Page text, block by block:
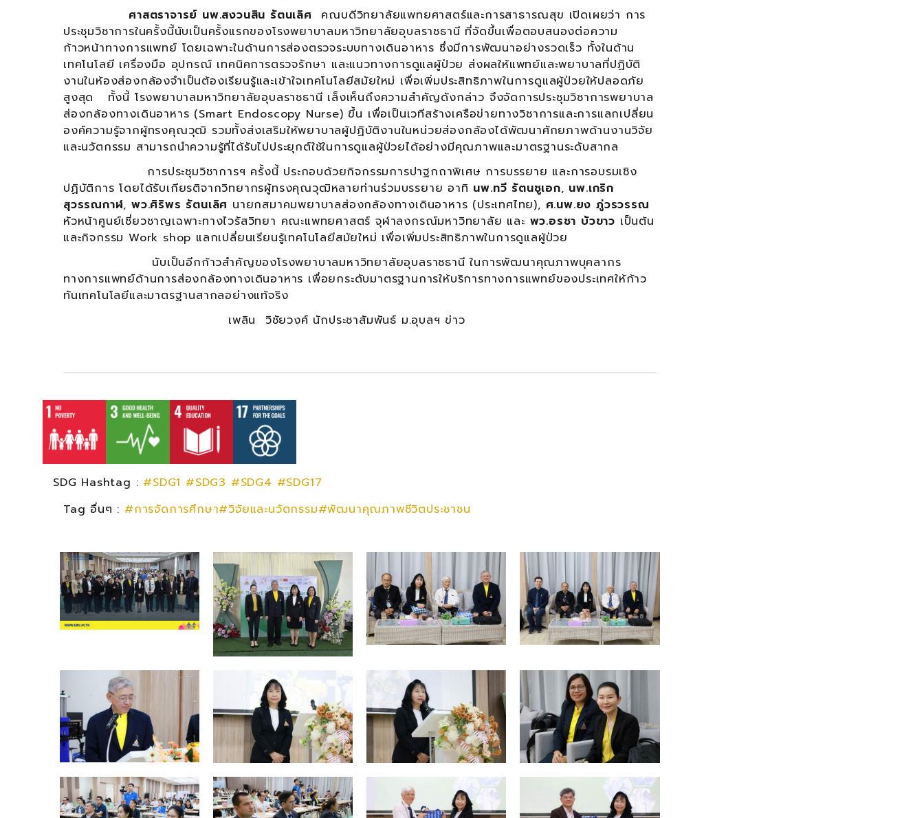
ศาสตราจารย์ นพ.สงวนสิน รัตนเลิศ
คณบดีวิทยาลัยแพทยศาสตร์และการสาธารณสุข เปิดเผยว่า การ
ประชุมวิชาการในครั้งนี้นับเป็นครั้งแรกของโรงพยาบาลมหาวิทยาลัยอุบลราชธานี ที่จัดขึ้นเพื่อตอบสนองต่อความ
ก้าวหน้าทางการแพทย์ โดยเฉพาะในด้านการส่องตรวจระบบทางเดินอาหาร ซึ่งมีการพัฒนาอย่างรวดเร็ว ทั้งในด้าน
เทคโนโลยี เครื่องมือ อุปกรณ์ เทคนิคการตรวจรักษา และแนวทางการดูแลผู้ป่วย ส่งผลให้แพทย์และพยาบาลที่ปฏิบัติ
งานในห้องส่องกล้องจำเป็นต้องเรียนรู้และเข้าใจเทคโนโลยีสมัยใหม่ เพื่อเพิ่มประสิทธิภาพในการดูแลผู้ป่วยให้ปลอดภัย
สูงสุด ทั้งนี้ โรงพยาบาลมหาวิทยาลัยอุบลราชธานี เล็งเห็นถึงความสำคัญดังกล่าว จึงจัดการประชุมวิชาการพยาบาล
ส่องกล้องทางเดินอาหาร (Smart Endoscopy Nurse) ขึ้น เพื่อเป็นเวทีสร้างเครือข่ายทางวิชาการและการแลกเปลี่ยน
องค์ความรู้จากผู้ทรงคุณวุฒิ รวมทั้งส่งเสริมให้พยาบาลผู้ปฏิบัติงานในหน่วยส่องกล้องได้พัฒนาศักยภาพด้านงานวิจัย
และนวัตกรรม สามารถนำความรู้ที่ได้รับไปประยุกต์ใช้ในการดูแลผู้ป่วยได้อย่างมีคุณภาพและมาตรฐานระดับสากล
การประชุมวิชาการฯ ครั้งนี้ ประกอบด้วยกิจกรรมการปาฐกถาพิเศษ การบรรยาย และการอบรมเชิง
ปฏิบัติการ โดยได้รับเกียรติจากวิทยากรผู้ทรงคุณวุฒิหลายท่านร่วมบรรยาย อาทิ นพ.ทวี รัตนชูเอก, นพ.เกริก
สุวรรณกาฬ,พว.ศิริพร รัตนเลิศ นายกสมาคมพยาบาลส่องกล้องทางเดินอาหาร (ประเทศไทย), ศ.นพ.ยง ภู่วรวรรณ
หัวหน้าศูนย์เชี่ยวชาญเฉพาะทางไวรัสวิทยา คณะแพทยศาสตร์ จุฬาลงกรณ์มหาวิทยาลัย และ พว.อรชา บัวขาว เป็นต้น
และกิจกรรม Work shop แลกเปลี่ยนเรียนรู้เทคโนโลยีสมัยใหม่ เพื่อเพิ่มประสิทธิภาพในการดูแลผู้ป่วย
นับเป็นอีกก้าวสำคัญของโรงพยาบาลมหาวิทยาลัยอุบลราชธานี ในการพัฒนาคุณภาพบุคลากร
ทางการแพทย์ด้านการส่องกล้องทางเดินอาหาร เพื่อยกระดับมาตรฐานการให้บริการทางการแพทย์ของประเทศให้ก้าว
ทันเทคโนโลยีและมาตรฐานสากลอย่างแท้จริง
เพลิน วิชัยวงศ์ นักประชาสัมพันธ์ ม.อุบลฯ ข่าว
SDG Hashtag : #SDG1 #SDG3 #SDG4 #SDG17
Tag อื่นๆ : #การจัดการศึกษา#วิจัยและนวัตกรรม#พัฒนาคุณภาพชีวิตประชาชน